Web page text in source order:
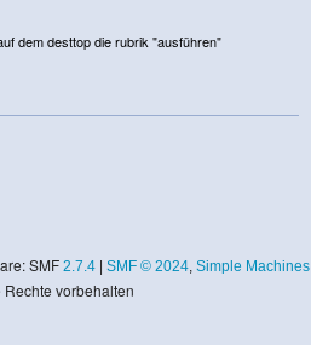
dem desttop die rubrik "ausführen"
SMF 2.7.4| SMF © 2024, Simple Machines
vorbehalten